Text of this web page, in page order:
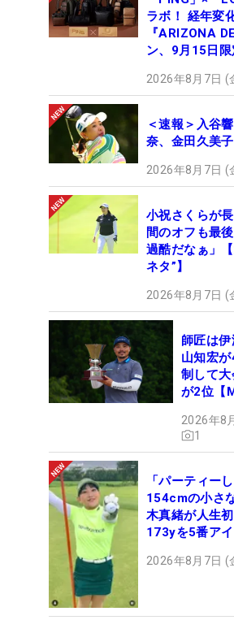
ラボ！ 経年変
『ARIZONA
ン、9月15日
2026年8月7日 (
＜速報＞入谷
奈、金田久美
2026年8月7日 (
小祝さくらが
間のオフも最
過酷だなぁ」
ネタ”】
2026年8月7日 (
師匠は
山知宏
制して
が2位【
2026年8
1
「パーティー
154cmの小さ
木真緒が人生
173yを5番ア
2026年8月7日 (